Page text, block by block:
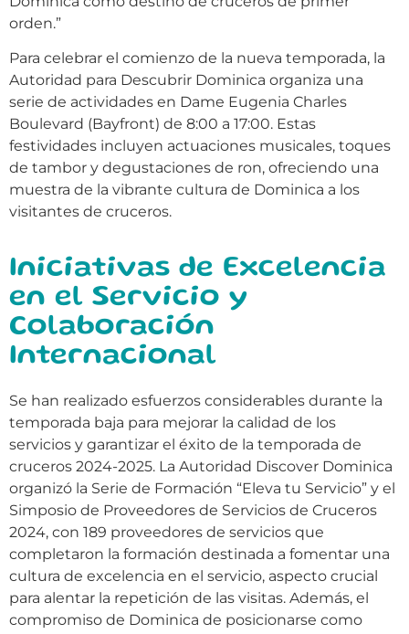
orden.”
Para celebrar el comienzo de la nueva temporada, la
Autoridad para Descubrir Dominica organiza una
serie de actividades en Dame Eugenia Charles
Boulevard (Bayfront) de 8:00 a 17:00. Estas
festividades incluyen actuaciones musicales, toques
de tambor y degustaciones de ron, ofreciendo una
muestra de la vibrante cultura de Dominica a los
visitantes de cruceros.
Iniciativas de Excelencia
en el Servicio y
Colaboración
Internacional
Se han realizado esfuerzos considerables durante la
temporada baja para mejorar la calidad de los
servicios y garantizar el éxito de la temporada de
cruceros 2024-2025. La Autoridad Discover Dominica
organizó la Serie de Formación “Eleva tu Servicio” y el
Simposio de Proveedores de Servicios de Cruceros
2024, con 189 proveedores de servicios que
completaron la formación destinada a fomentar una
cultura de excelencia en el servicio, aspecto crucial
para alentar la repetición de las visitas. Además, el
compromiso de Dominica de posicionarse como